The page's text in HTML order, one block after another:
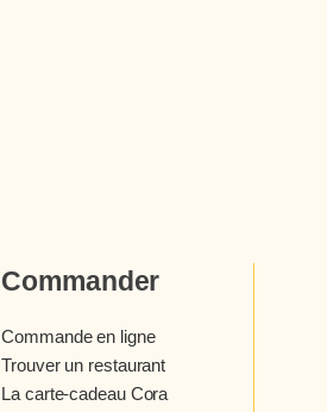
Commander
Commande en ligne
Trouver un restaurant
La carte-cadeau Cora